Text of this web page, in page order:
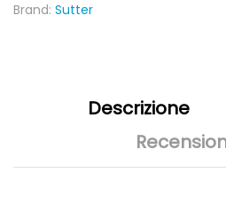
Brand: Sutter
Descrizione